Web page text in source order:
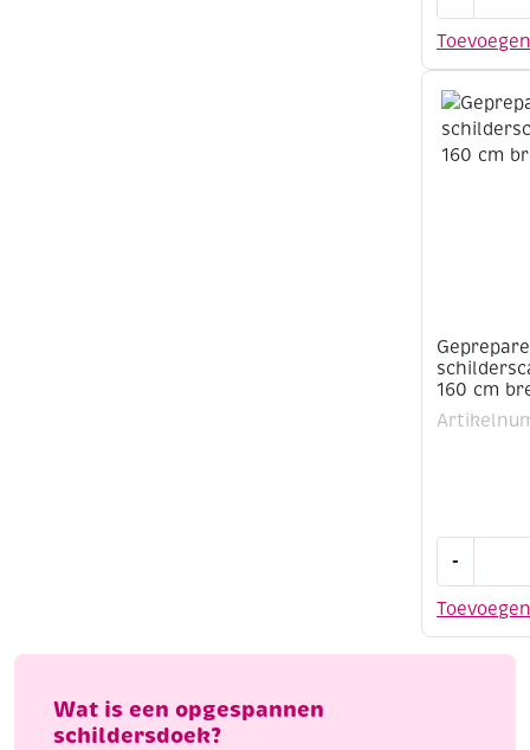
Toevoegen
25
25
cm
aantal
160 cm
Toevoegen
-
160
breed
Wat is een opgespannen
schildersdoek?